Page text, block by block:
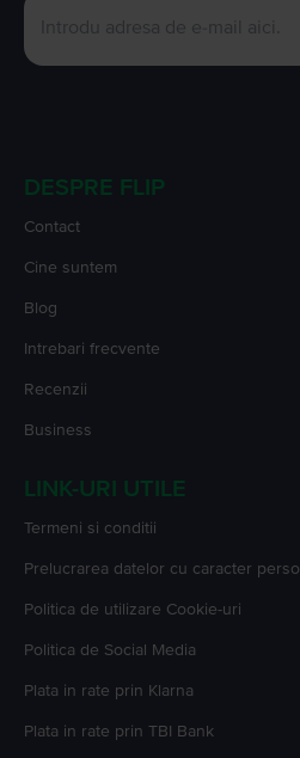
DESPRE FLIP
Contact
Cine suntem
Blog
Intrebari frecvente
Recenzii
Business
LINK-URI UTILE
Termeni si conditii
Prelucrarea datelor cu caracter
Politica de utilizare Cookie-uri
Politica de Social Media
Plata in rate prin Klarna
Plata in rate prin TBI Bank